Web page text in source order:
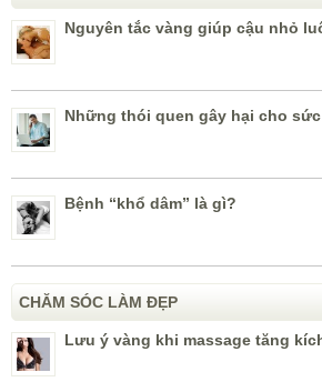
Nguyên tắc vàng giúp cậu nhỏ
Những thói quen gây hại cho
Bệnh “khổ dâm” là gì?
CHĂM SÓC LÀM ĐẸP
Lưu ý vàng khi massage tăng